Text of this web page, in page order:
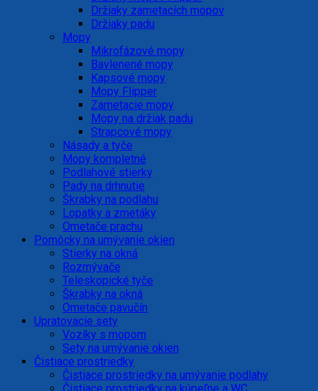
Držiaky zametacích mopov
Držiaky padu
Mopy
Mikrofázové mopy
Bavlenené mopy
Kapsové mopy
Mopy Flipper
Zametacie mopy
Mopy na držiak padu
Strapcové mopy
Násady a tyče
Mopy kompletné
Podlahové stierky
Pady na drhnutie
Škrabky na podlahu
Lopatky a zmetáky
Ometače prachu
Pomôcky na umývanie okien
Stierky na okná
Rozmývače
Teleskopické tyče
Škrabky na okná
Ometače pavučín
Upratovacie sety
Vozíky s mopom
Sety na umývanie okien
Čistiace prostriedky
Čistiace prostriedky na umývanie podlahy